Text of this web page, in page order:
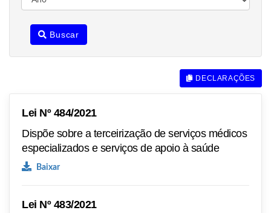
Buscar
DECLARAÇÕES
Lei Nº 484/2021
Dispõe sobre a terceirização de serviços médicos
especializados e serviços de apoio à saúde
Baixar
Lei Nº 483/2021